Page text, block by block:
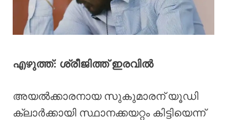
എഴുത്ത്: ശ്രീജിത്ത് ഇരവിൽ
അയൽക്കാരനായ സുകുമാരന് യൂഡി
ക്ലാർക്കായി സ്ഥാനക്കയറ്റം കിട്ടിയെന്ന്